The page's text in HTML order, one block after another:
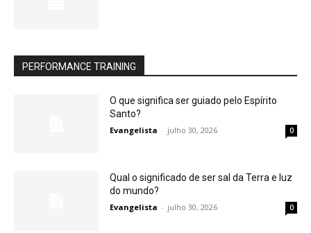
PERFORMANCE TRAINING
O que significa ser guiado pelo Espírito
Santo?
Evangelista - julho 30, 2026 0
Qual o significado de ser sal da Terra e luz
do mundo?
Evangelista - julho 30, 2026 0